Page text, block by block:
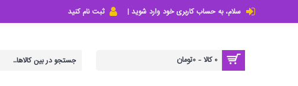
سلام، به حساب کاربری خود وارد شوید | ثبت نام کنید
0 کالا - 0تومان